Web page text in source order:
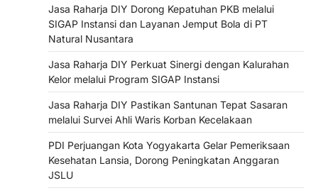
Jasa Raharja DIY Dorong Kepatuhan PKB melalui
SIGAP Instansi dan Layanan Jemput Bola di PT
Natural Nusantara
Jasa Raharja DIY Perkuat Sinergi dengan Kalurahan
Kelor melalui Program SIGAP Instansi
Jasa Raharja DIY Pastikan Santunan Tepat Sasaran
melalui Survei Ahli Waris Korban Kecelakaan
PDI Perjuangan Kota Yogyakarta Gelar Pemeriksaan
Kesehatan Lansia, Dorong Peningkatan Anggaran
JSLU